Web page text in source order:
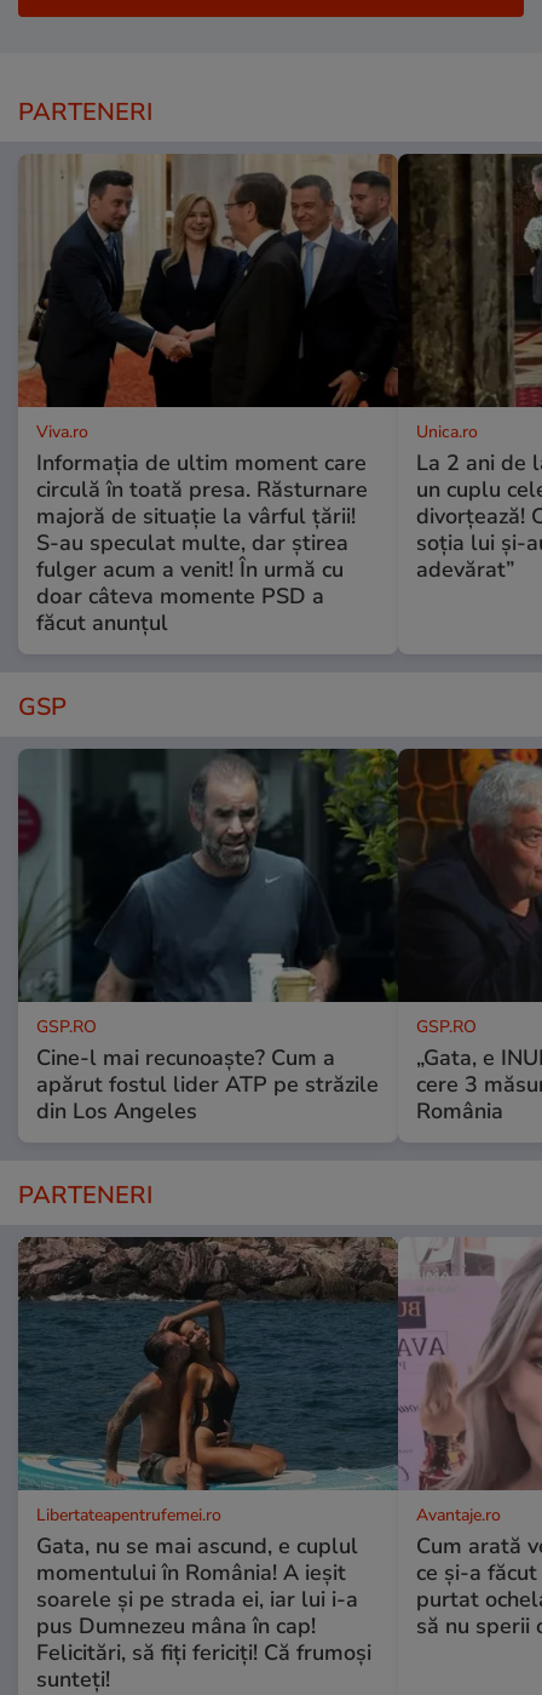
PARTENERI
Viva.ro
Informația de ultim moment care
circulă în toată presa. Răsturnare
majoră de situație la vârful țării!
S-au speculat multe, dar știrea
fulger acum a venit! În urmă cu
doar câteva momente PSD a
făcut anunțul
Unica.ro
La 2 ani de
un cuplu
divorțează!
soția lui și-
adevărat”
GSP
GSP.RO
Cine-l mai recunoaște? Cum a
apărut fostul lider ATP pe străzile
din Los Angeles
GSP.RO
„Gata, e
cere 3
România
PARTENERI
Libertateapentrufemei.ro
Gata, nu se mai ascund, e cuplul
momentului în România! A ieșit
soarele și pe strada ei, iar lui i-a
pus Dumnezeu mâna în cap!
Felicitări, să fiți fericiți! Că frumoși
sunteți!
Avantaje.ro
Cum arată
ce și-a
purtat
să nu sperii